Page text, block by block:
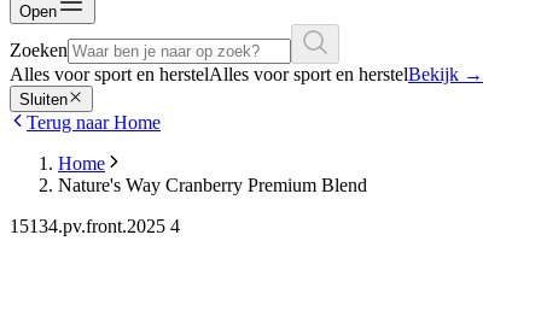
Open
Zoeken
Alles voor sport en herstelAlles voor sport en herstelBekijk →
Sluiten
Terug naar Home
Home
Nature's Way Cranberry Premium Blend
15134.pv.front.2025 4